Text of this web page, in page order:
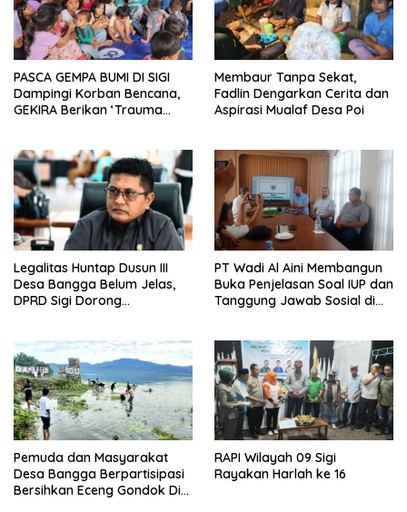
PASCA GEMPA BUMI DI SIGI
Dampingi Korban Bencana,
GEKIRA Berikan ‘Trauma
Membaur Tanpa Sekat,
Fadlin Dengarkan Cerita dan
Aspirasi Mualaf Desa Poi
Legalitas Huntap Dusun III
Desa Bangga Belum Jelas,
DPRD Sigi Dorong
PT Wadi Al Aini Membangun
Buka Penjelasan Soal IUP dan
Tanggung Jawab Sosial di
Pemuda dan Masyarakat
Desa Bangga Berpartisipasi
Bersihkan Eceng Gondok Di
RAPI Wilayah 09 Sigi
Rayakan Harlah ke 16